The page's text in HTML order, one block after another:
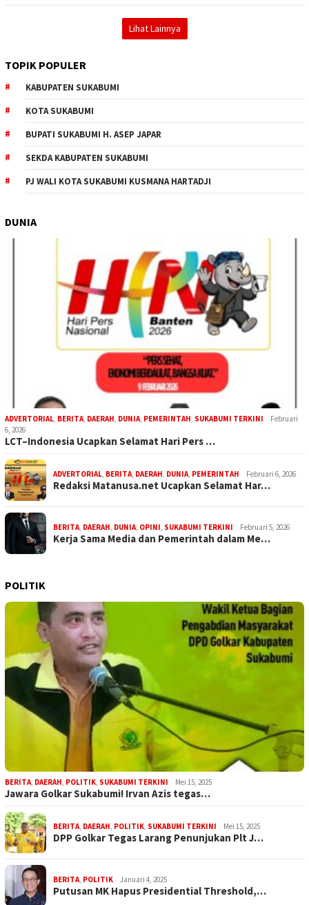
Lihat Lainnya
TOPIK POPULER
KABUPATEN SUKABUMI
KOTA SUKABUMI
BUPATI SUKABUMI H. ASEP JAPAR
SEKDA KABUPATEN SUKABUMI
PJ WALI KOTA SUKABUMI KUSMANA HARTADJI
DUNIA
ADVERTORIAL, BERITA, DAERAH, DUNIA, PEMERINTAH, SUKABUMI TERKINI
Februari
6, 2026
LCT–Indonesia Ucapkan Selamat Hari Pers …
ADVERTORIAL, BERITA, DAERAH, DUNIA, PEMERINTAH Februari 6, 2026
Redaksi Matanusa.net Ucapkan Selamat Har…
BERITA, DAERAH, DUNIA, OPINI, SUKABUMI TERKINI Februari 5, 2026
Kerja Sama Media dan Pemerintah dalam Me…
POLITIK
BERITA, DAERAH, POLITIK, SUKABUMI TERKINI Mei 15, 2025
Jawara Golkar Sukabumi! Irvan Azis tegas…
BERITA, DAERAH, POLITIK, SUKABUMI TERKINI Mei 15, 2025
DPP Golkar Tegas Larang Penunjukan Plt J…
BERITA, POLITIK Januari 4, 2025
Putusan MK Hapus Presidential Threshold,…